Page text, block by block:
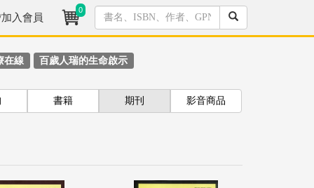
入會員
0
在線 百歲人瑞的生命啟示
書籍 期刊 影音商品